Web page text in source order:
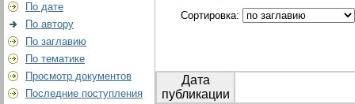
По дате
По автору
По заглавию
По тематике
Просмотр документов
Последние поступления
Сортировка:
Дата
публикации